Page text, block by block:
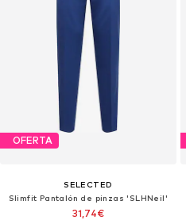
OFERTA
SELECTED
Slimfit Pantalón de pinzas 'SLHNeil'
31,74€